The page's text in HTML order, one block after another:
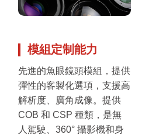
模組定制能力
先進的魚眼鏡頭模組，提供
彈性的客製化選項，支援高
解析度、廣角成像。提供
COB 和 CSP 種類，是無
人駕駛、360° 攝影機和身